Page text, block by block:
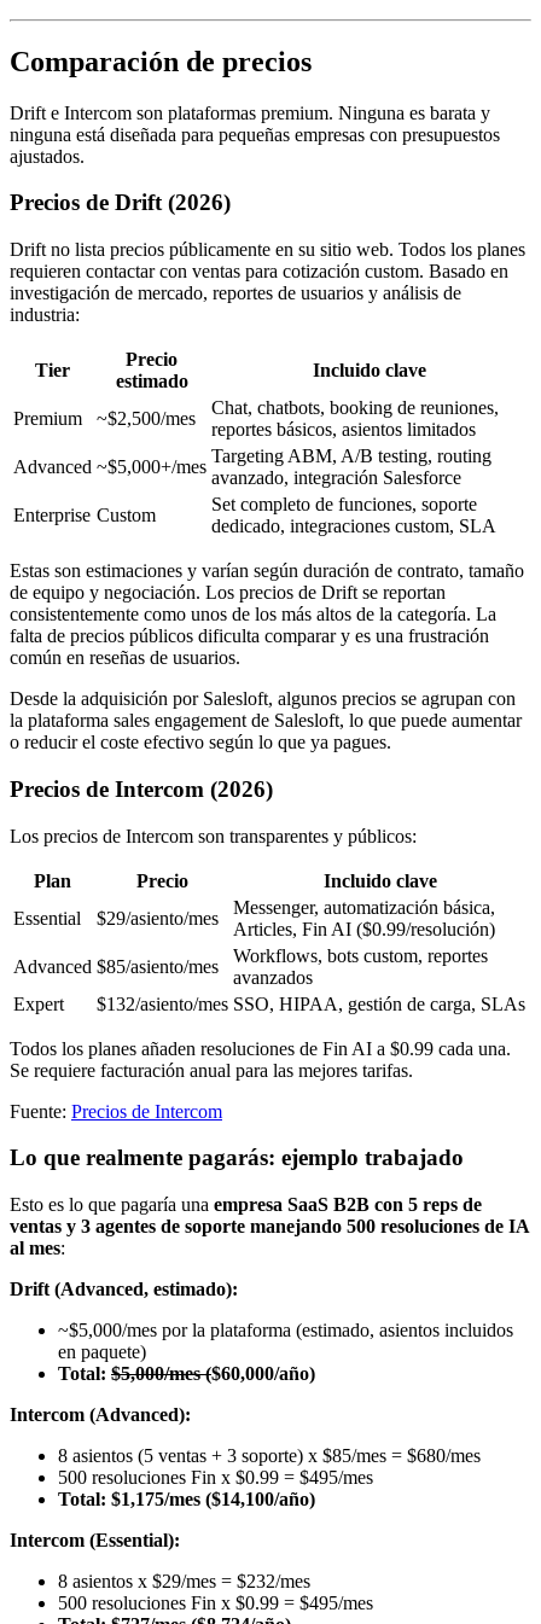
Comparación de precios
Drift e Intercom son plataformas premium. Ninguna es barata y
ninguna está diseñada para pequeñas empresas con presupuestos
ajustados.
Precios de Drift (2026)
Drift no lista precios públicamente en su sitio web. Todos los planes
requieren contactar con ventas para cotización custom. Basado en
investigación de mercado, reportes de usuarios y análisis de
industria:
Tier
Precio
estimado
Incluido clave
Premium ~$2,500/mes
Chat, chatbots, booking de reuniones,
reportes básicos, asientos limitados
Advanced ~$5,000+/mes
Targeting ABM, A/B testing, routing
avanzado, integración Salesforce
Enterprise Custom
Set completo de funciones, soporte
dedicado, integraciones custom, SLA
Estas son estimaciones y varían según duración de contrato, tamaño
de equipo y negociación. Los precios de Drift se reportan
consistentemente como unos de los más altos de la categoría. La
falta de precios públicos dificulta comparar y es una frustración
común en reseñas de usuarios.
Desde la adquisición por Salesloft, algunos precios se agrupan con
la plataforma sales engagement de Salesloft, lo que puede aumentar
o reducir el coste efectivo según lo que ya pagues.
Precios de Intercom (2026)
Los precios de Intercom son transparentes y públicos:
Plan Precio
Incluido clave
Essential
$29/asiento/mes
Messenger, automatización básica,
Articles, Fin AI ($0.99/resolución)
Advanced $85/asiento/mes
Workflows, bots custom, reportes
avanzados
Expert
$132/asiento/mes SSO, HIPAA, gestión de carga, SLAs
Todos los planes añaden resoluciones de Fin AI a $0.99 cada una.
Se requiere facturación anual para las mejores tarifas.
Fuente: Precios de Intercom
Lo que realmente pagarás: ejemplo trabajado
Esto es lo que pagaría una empresa SaaS B2B con 5 reps de
ventas y 3 agentes de soporte manejando 500 resoluciones de IA
al mes:
Drift (Advanced, estimado):
~$5,000/mes por la plataforma (estimado, asientos incluidos
en paquete)
Total: $5,000/mes ($60,000/año)
Intercom (Advanced):
8 asientos (5 ventas + 3 soporte) x $85/mes = $680/mes
500 resoluciones Fin x $0.99 = $495/mes
Total: $1,175/mes ($14,100/año)
Intercom (Essential):
8 asientos x $29/mes = $232/mes
500 resoluciones Fin x $0.99 = $495/mes